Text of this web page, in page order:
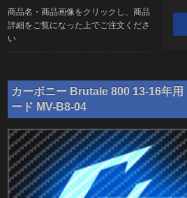
商品名・商品画像をクリックし、商品
詳細をご覧になった上でご注文くださ
い
カーボニー Brutale 800 13-16年
ード MV-B8-04